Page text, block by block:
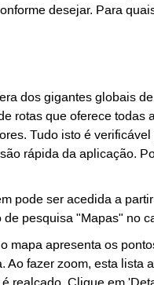
desejar. Para
dos gigantes globais
rotas que oferece
Tudo isto é
rápida da aplicação.
pode ser acedida a
de pesquisa "Mapas" no
mapa apresenta os
Ao fazer zoom, esta
é realçado. Clique em